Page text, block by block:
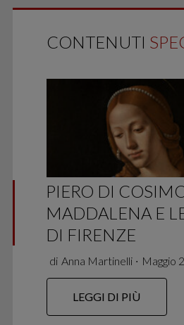
CONTENUTI
PIERO DI
MADDALENA E
DI FIRENZE
di Anna Martinelli ∙ Maggio
LEGGI DI PIÙ